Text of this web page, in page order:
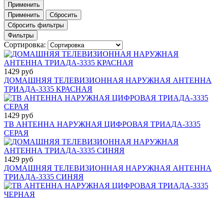
Применить
Применить
Сбросить
Сбросить фильтры
Фильтры
Сортировка:
1429 руб
ДОМАШНЯЯ ТЕЛЕВИЗИОННАЯ НАРУЖНАЯ АНТЕННА
ТРИАДА-3335 КРАСНАЯ
1429 руб
ТВ АНТЕННА НАРУЖНАЯ ЦИФРОВАЯ ТРИАДА-3335
СЕРАЯ
1429 руб
ДОМАШНЯЯ ТЕЛЕВИЗИОННАЯ НАРУЖНАЯ АНТЕННА
ТРИАДА-3335 СИНЯЯ